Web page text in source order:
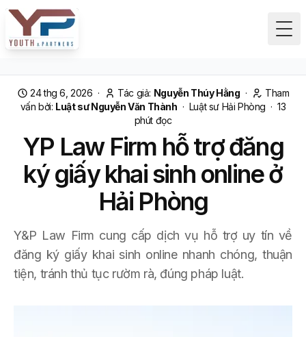
24 thg 6, 2026 · Tác giả: Nguyễn Thúy Hằng ·
Tham
vấn bởi: Luật sư Nguyễn Văn Thành · Luật sư Hải Phòng · 13
phút đọc
YP Law Firm hỗ trợ đăng
ký giấy khai sinh online ở
Hải Phòng
Y&P Law Firm cung cấp dịch vụ hỗ trợ uy tín về
đăng ký giấy khai sinh online nhanh chóng, thuận
tiện, tránh thủ tục rườm rà, đúng pháp luật.